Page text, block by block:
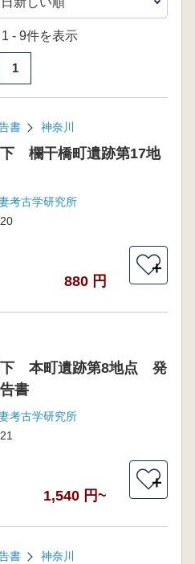
- 9件を表示
1
書 神奈川
欄干橋町遺跡第17地
考古学研究所
880 円
＋
下 本町遺跡第8地点 発
書
考古学研究所
1,540 円~
＋
書 神奈川